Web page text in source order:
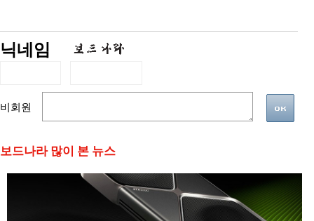
닉네임
비회원
보드나라 많이 본 뉴스